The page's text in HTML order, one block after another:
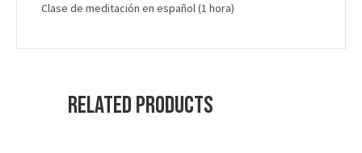
Clase de meditación en español (1 hora)
Related products